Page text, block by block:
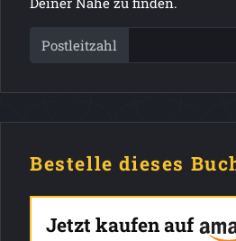
Postleitzahl
Bestelle dieses
Jetzt kaufen auf